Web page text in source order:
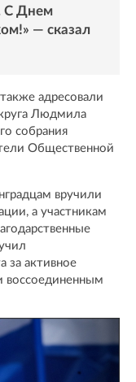
С Днем
— сказал
адресовали
Людмила
собрания
Общественной
вручили
а участникам
за активное
воссоединенным